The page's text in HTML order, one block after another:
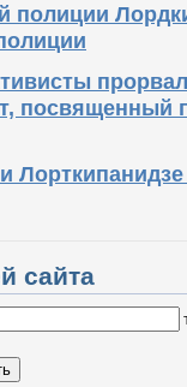
полиции
посвященный
сайта